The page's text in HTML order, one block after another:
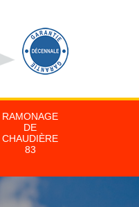
RAMONAGE
DE
CHAUDIÈRE
83